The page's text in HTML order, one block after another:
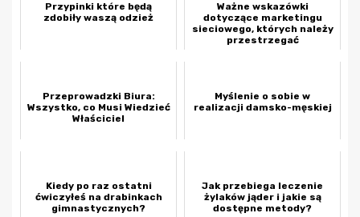
Przypinki które będą
zdobiły waszą odzież
Ważne wskazówki
dotyczące marketingu
sieciowego, których należy
przestrzegać
Przeprowadzki Biura:
Wszystko, co Musi Wiedzieć
Właściciel
Myślenie o sobie w
realizacji damsko-męskiej
Kiedy po raz ostatni
ćwiczyłeś na drabinkach
gimnastycznych?
Jak przebiega leczenie
żylaków jąder i jakie są
dostępne metody?